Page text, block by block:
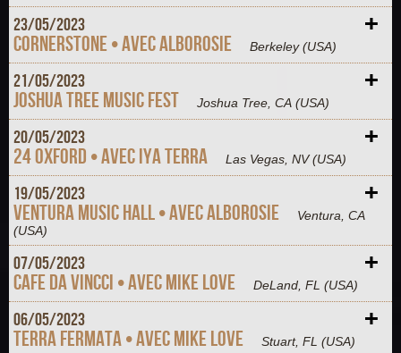
23/05/2023
Cornerstone • Avec Alborosie Berkeley (USA) +
21/05/2023
Joshua Tree Music Fest Joshua Tree, CA (USA) +
20/05/2023
24 Oxford • Avec Iya Terra Las Vegas, NV (USA) +
19/05/2023
Ventura Music Hall • Avec Alborosie
Ventura, CA
(USA)
+
07/05/2023
Cafe Da Vincci • Avec Mike Love DeLand, FL (USA) +
06/05/2023
Terra Fermata • Avec Mike Love Stuart, FL (USA) +